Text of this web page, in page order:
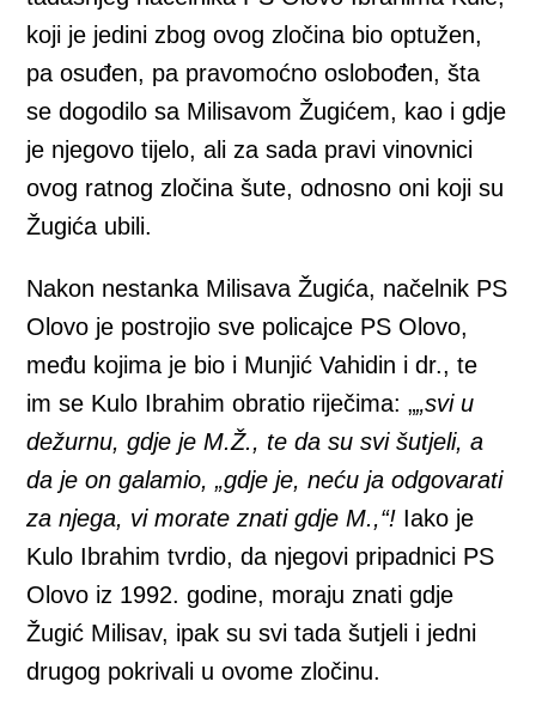
koji je jedini zbog ovog zločina bio optužen,
pa osuđen, pa pravomoćno oslobođen, šta
se dogodilo sa Milisavom Žugićem, kao i gdje
je njegovo tijelo, ali za sada pravi vinovnici
ovog ratnog zločina šute, odnosno oni koji su
Žugića ubili.
Nakon nestanka Milisava Žugića, načelnik PS
Olovo je postrojio sve policajce PS Olovo,
među kojima je bio i Munjić Vahidin i dr., te
im se Kulo Ibrahim obratio riječima: „„svi u
dežurnu, gdje je M.Ž., te da su svi šutjeli, a
da je on galamio, „gdje je, neću ja odgovarati
za njega, vi morate znati gdje M.,“! Iako je
Kulo Ibrahim tvrdio, da njegovi pripadnici PS
Olovo iz 1992. godine, moraju znati gdje
Žugić Milisav, ipak su svi tada šutjeli i jedni
drugog pokrivali u ovome zločinu.